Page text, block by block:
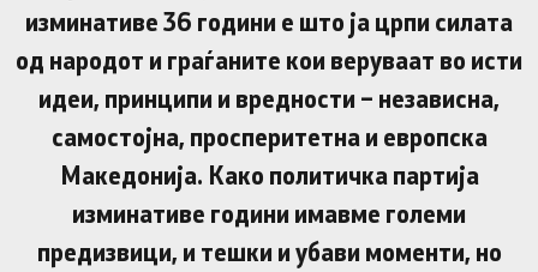
изминативе 36 години е што ја црпи силата
од народот и граѓаните кои веруваат во исти
идеи, принципи и вредности – независна,
самостојна, просперитетна и европска
Македонија. Како политичка партија
изминативе години имавме големи
предизвици, и тешки и убави моменти, но